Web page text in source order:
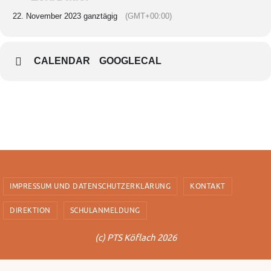
22. November 2023 ganztägig (GMT+00:00)
CALENDAR GOOGLECAL
IMPRESSUM UND DATENSCHUTZERKLÄRUNG KONTAKT
DIREKTION SCHULANMELDUNG
(c) PTS Köflach 2026